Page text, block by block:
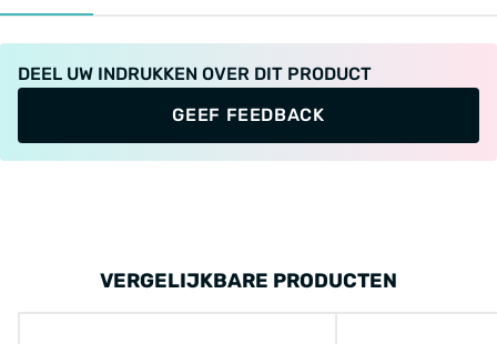
DEEL UW INDRUKKEN OVER DIT PRODUCT
GEEF FEEDBACK
VERGELIJKBARE PRODUCTEN